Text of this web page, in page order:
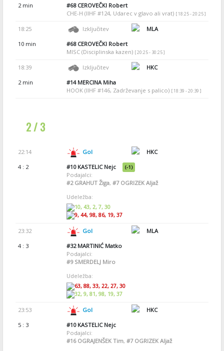
2 min
#68CEROVEČKI Robert
CHE-H (IIHF #124, Udarec v glavo ali vrat) [ 18:25 - 20:25 ]
18:25 Izključitev
MLA
10 min
#68CEROVEČKI Robert
MISC (Disciplinska kazen) [ 20:25 - 30:25 ]
18:39 Izključitev
HKC
2 min
#14MERCINA Miha
HOOK (IIHF #146, Zadrževanje s palico) [ 18:39 - 20:39 ]
2 / 3
22:14 Gol
HKC
4 : 2
#10KASTELIC Nejc (-1)
Podajalci:
#2GRAHUT Žiga, #7OGRIZEK Aljaž
Udeležba:
10, 43, 2, 7, 30
9, 44, 98, 86, 19, 37
23:32 Gol
MLA
4 : 3
#32MARTINIĆ Matko
Podajalci:
#9SMERDELJ Miro
Udeležba:
63, 88, 33, 22, 27, 30
32, 9, 81, 98, 19, 37
23:53 Gol
HKC
5 : 3
#10KASTELIC Nejc
Podajalci:
#16OGRAJENŠEK Tim, #7OGRIZEK Aljaž